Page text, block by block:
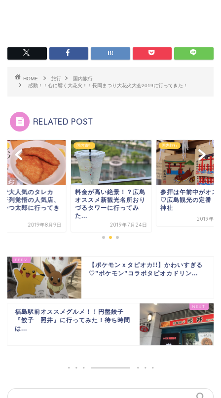
HOME 旅行
国内旅行
感動！！心に響く大花火！！長岡まつり大花火大会2019に行ってきた！
RELATED POST
で大人気のタレカ
行列覚悟の人気店、
かつ太郎に行ってき
2019年8月9日
国内旅行
料金が高い絶景！？広島
オススメ新観光名所おり
づるタワーに行ってみ
た...
2019年7月24日
国内旅行
参拝は午前中がオス
♡広島観光の定番・
神社
2019年8
【ポケモンｘタピオカ!!】かわいすぎる
♡”ポケモン”コラボタピオカドリン...
福島駅前オススメグルメ！！円盤餃子
『餃子 照井』に行ってみた！待ち時間
は...